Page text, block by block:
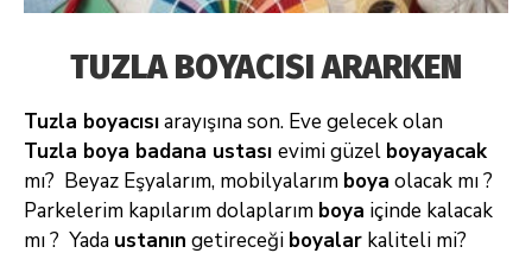
TUZLA BOYACISI ARARKEN
Tuzla boyacısıarayışına son. Eve gelecek olan
Tuzla boya badana ustası evimi güzel boyayacak
mı? Beyaz Eşyalarım, mobilyalarım boya olacak mı ?
Parkelerim kapılarım dolaplarım boya içinde kalacak
mı ? Yada ustanın getireceği boyalar kaliteli mi?